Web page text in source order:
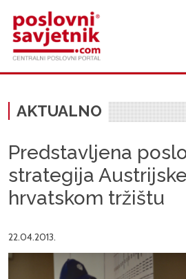
AKTUALNO
Predstavljena
strategija
hrvatskom tržištu
22.04.2013.